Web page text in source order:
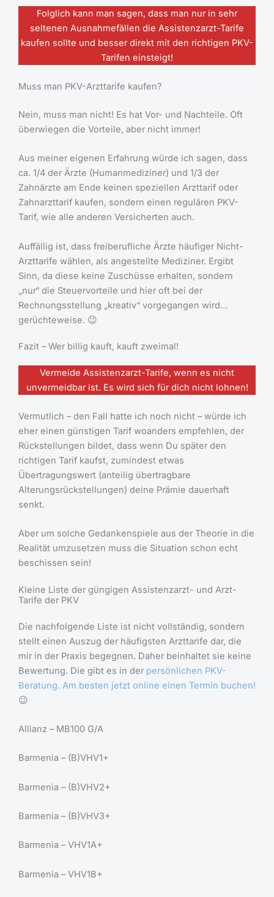
Folglich kann man sagen, dass man nur in sehr
seltenen Ausnahmefällen die Assistenzarzt-Tarife
kaufen sollte und besser direkt mit den richtigen PKV-
Tarifen einsteigt!
Muss man PKV-Arzttarife kaufen?
Nein, muss man nicht! Es hat Vor- und Nachteile. Oft
überwiegen die Vorteile, aber nicht immer!
Aus meiner eigenen Erfahrung würde ich sagen, dass
ca. 1/4 der Ärzte (Humanmediziner) und 1/3 der
Zahnärzte am Ende keinen speziellen Arzttarif oder
Zahnarzttarif kaufen, sondern einen regulären PKV-
Tarif, wie alle anderen Versicherten auch.
Auffällig ist, dass freiberufliche Ärzte häufiger Nicht-
Arzttarife wählen, als angestellte Mediziner. Ergibt
Sinn, da diese keine Zuschüsse erhalten, sondern
„nur“ die Steuervorteile und hier oft bei der
Rechnungsstellung „kreativ“ vorgegangen wird…
gerüchteweise. 😉
Fazit – Wer billig kauft, kauft zweimal!
Vermeide Assistenzarzt-Tarife, wenn es nicht
unvermeidbar ist. Es wird sich für dich nicht lohnen!
Vermutlich – den Fall hatte ich noch nicht – würde ich
eher einen günstigen Tarif woanders empfehlen, der
Rückstellungen bildet, dass wenn Du später den
richtigen Tarif kaufst, zumindest etwas
Übertragungswert (anteilig übertragbare
Alterungsrückstellungen) deine Prämie dauerhaft
senkt.
Aber um solche Gedankenspiele aus der Theorie in die
Realität umzusetzen muss die Situation schon echt
beschissen sein!
Kleine Liste der güngigen Assistenzarzt- und Arzt-
Tarife der PKV
Die nachfolgende Liste ist nicht vollständig, sondern
stellt einen Auszug der häufigsten Arzttarife dar, die
mir in der Praxis begegnen. Daher beinhaltet sie keine
Bewertung. Die gibt es in der persönlichen PKV-
Beratung. Am besten jetzt online einen Termin buchen!
😉
Allianz – MB100 G/A
Barmenia – (B)VHV1+
Barmenia – (B)VHV2+
Barmenia – (B)VHV3+
Barmenia – VHV1A+
Barmenia – VHV1B+